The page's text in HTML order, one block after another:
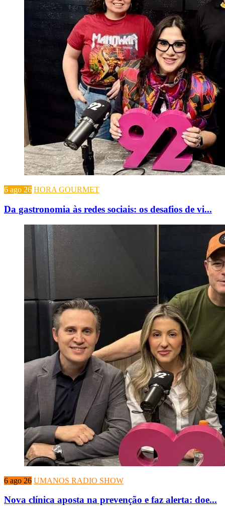
6 ago 26 HORA GOURMET
Da gastronomia às redes sociais: os desafios de vi...
6 ago 26 UMANOS RADIO SHOW
Nova clínica aposta na prevenção e faz alerta: doe...